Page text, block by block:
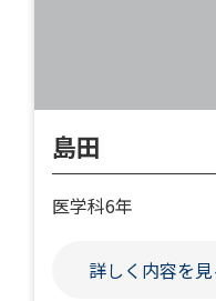
島田
医学科6年
詳しく内容を見